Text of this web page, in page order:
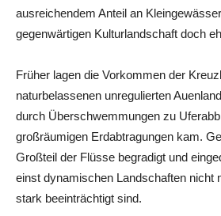
ausreichendem Anteil an
gegenwärtigen Kulturlandschaft doch
Früher lagen die Vorkommen der
naturbelassenen unregulierten
durch Überschwemmungen zu
großräumigen Erdabtragungen kam.
Großteil der Flüsse begradigt und
einst dynamischen Landschaften nicht
stark beeinträchtigt sind.